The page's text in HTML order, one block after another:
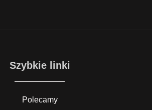
Szybkie linki
Polecamy